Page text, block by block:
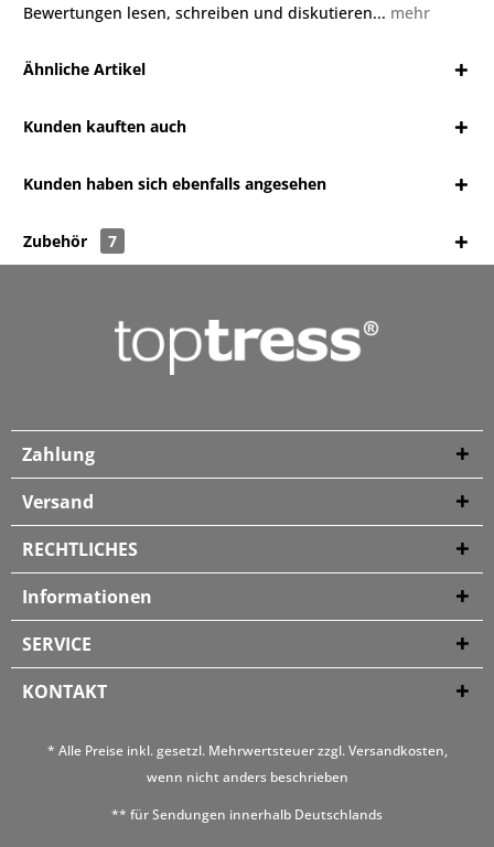
Bewertungen lesen, schreiben und diskutieren... mehr
Ähnliche Artikel
Kunden kauften auch
Kunden haben sich ebenfalls angesehen
Zubehör 7
Zahlung
Versand
RECHTLICHES
Informationen
SERVICE
KONTAKT
* Alle Preise inkl. gesetzl. Mehrwertsteuer zzgl.Versandkosten,
wenn nicht anders beschrieben
** für Sendungen innerhalb Deutschlands